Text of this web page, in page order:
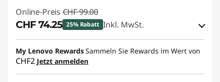
Online-Preis CHF 99.00
CHF 74.25 25% Rabatt Inkl. MwSt.
eCoupon-Rabatt :-CHF 24.75
eCoupon :SALES
My Lenovo RewardsSammeln Sie Rewards im Wert von
CHF2 Jetzt anmelden